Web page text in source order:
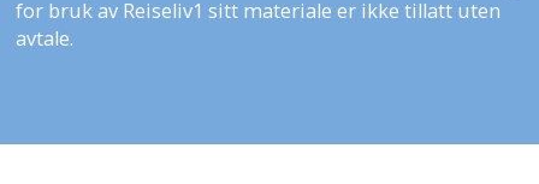
for bruk av Reiseliv1 sitt materiale er ikke tillatt uten
avtale.